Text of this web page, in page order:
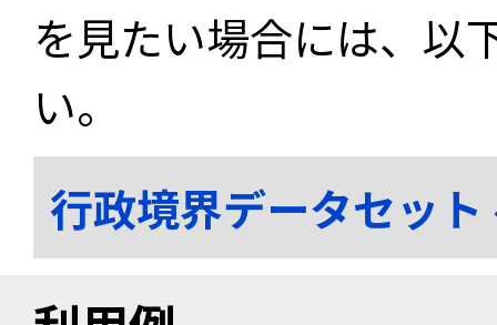
を見たい場合には、以
い。
行政境界データセッ